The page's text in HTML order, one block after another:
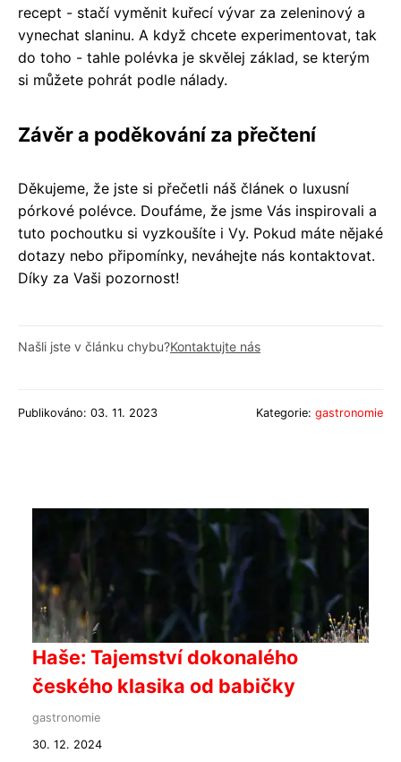
recept - stačí vyměnit kuřecí vývar za zeleninový a
vynechat slaninu. A když chcete experimentovat, tak
do toho - tahle polévka je skvělej základ, se kterým
si můžete pohrát podle nálady.
Závěr a poděkování za přečtení
Děkujeme, že jste si přečetli náš článek o luxusní
pórkové polévce. Doufáme, že jsme Vás inspirovali a
tuto pochoutku si vyzkoušíte i Vy. Pokud máte nějaké
dotazy nebo připomínky, neváhejte nás kontaktovat.
Díky za Vaši pozornost!
Našli jste v článku chybu?Kontaktujte nás
Publikováno: 03. 11. 2023 Kategorie: gastronomie
Haše: Tajemství dokonalého
českého klasika od babičky
gastronomie
30. 12. 2024